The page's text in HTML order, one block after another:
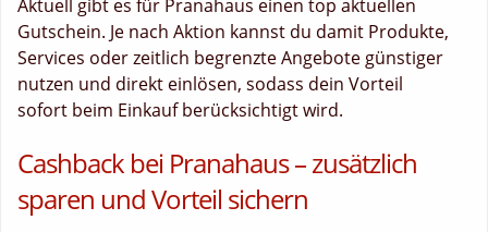
Aktuell gibt es für Pranahaus einen top aktuellen
Gutschein. Je nach Aktion kannst du damit Produkte,
Services oder zeitlich begrenzte Angebote günstiger
nutzen und direkt einlösen, sodass dein Vorteil
sofort beim Einkauf berücksichtigt wird.
Cashback bei Pranahaus – zusätzlich
sparen und Vorteil sichern